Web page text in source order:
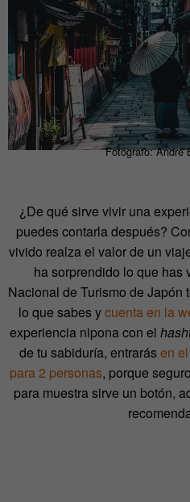
Fotógrafo: Andre
¿De qué sirve vivir una
puedes contarla después?
vivido realza el valor de un
ha sorprendido lo que has
Nacional de Turismo de Japón
lo que sabes ycuenta en la
experiencia nipona con el
de tu sabiduría, entrarásen
para 2 personas, porque
para muestra sirve un botón,